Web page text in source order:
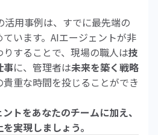
用事例は、すでに最先端の
います。AIエージェントが非
することで、現場の職人は技
事に、管理者は未来を築く戦略
貴重な時間を投じることができ
トをあなたのチームに加え、
実現しましょう。